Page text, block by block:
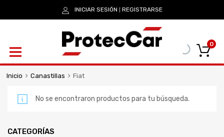
INICIAR SESIÓN REGISTRARSE
0
Inicio Canastillas Fiat
No se encontraron productos para tu búsqueda.
CATEGORÍAS